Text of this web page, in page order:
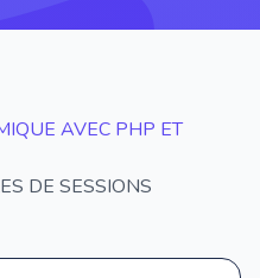
AVEC PHP ET
DE SESSIONS